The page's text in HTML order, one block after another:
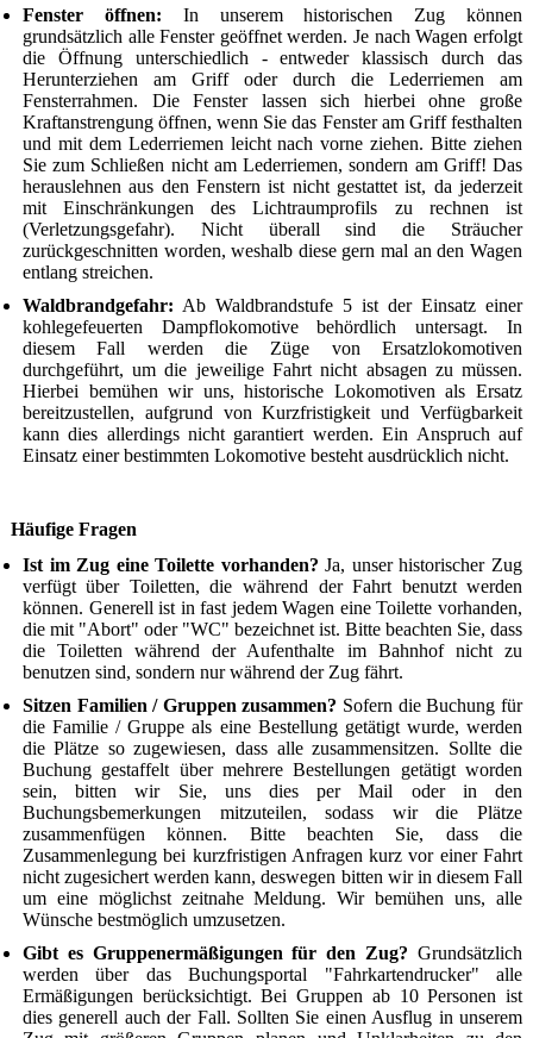
Fenster öffnen: In unserem historischen Zug können
grundsätzlich alle Fenster geöffnet werden. Je nach Wagen erfolgt
die Öffnung unterschiedlich - entweder klassisch durch das
Herunterziehen am Griff oder durch die Lederriemen am
Fensterrahmen. Die Fenster lassen sich hierbei ohne große
Kraftanstrengung öffnen, wenn Sie das Fenster am Griff festhalten
und mit dem Lederriemen leicht nach vorne ziehen. Bitte ziehen
Sie zum Schließen nicht am Lederriemen, sondern am Griff! Das
herauslehnen aus den Fenstern ist nicht gestattet ist, da jederzeit
mit Einschränkungen des Lichtraumprofils zu rechnen ist
(Verletzungsgefahr). Nicht überall sind die Sträucher
zurückgeschnitten worden, weshalb diese gern mal an den Wagen
entlang streichen.
Waldbrandgefahr: Ab Waldbrandstufe 5 ist der Einsatz einer
kohlegefeuerten Dampflokomotive behördlich untersagt. In
diesem Fall werden die Züge von Ersatzlokomotiven
durchgeführt, um die jeweilige Fahrt nicht absagen zu müssen.
Hierbei bemühen wir uns, historische Lokomotiven als Ersatz
bereitzustellen, aufgrund von Kurzfristigkeit und Verfügbarkeit
kann dies allerdings nicht garantiert werden. Ein Anspruch auf
Einsatz einer bestimmten Lokomotive besteht ausdrücklich nicht.
Häufige Fragen
Ist im Zug eine Toilette vorhanden? Ja, unser historischer Zug
verfügt über Toiletten, die während der Fahrt benutzt werden
können. Generell ist in fast jedem Wagen eine Toilette vorhanden,
die mit "Abort" oder "WC" bezeichnet ist. Bitte beachten Sie, dass
die Toiletten während der Aufenthalte im Bahnhof nicht zu
benutzen sind, sondern nur während der Zug fährt.
Sitzen Familien / Gruppen zusammen? Sofern die Buchung für
die Familie / Gruppe als eine Bestellung getätigt wurde, werden
die Plätze so zugewiesen, dass alle zusammensitzen. Sollte die
Buchung gestaffelt über mehrere Bestellungen getätigt worden
sein, bitten wir Sie, uns dies per Mail oder in den
Buchungsbemerkungen mitzuteilen, sodass wir die Plätze
zusammenfügen können. Bitte beachten Sie, dass die
Zusammenlegung bei kurzfristigen Anfragen kurz vor einer Fahrt
nicht zugesichert werden kann, deswegen bitten wir in diesem Fall
um eine möglichst zeitnahe Meldung. Wir bemühen uns, alle
Wünsche bestmöglich umzusetzen.
Gibt es Gruppenermäßigungen für den Zug? Grundsätzlich
werden über das Buchungsportal "Fahrkartendrucker" alle
Ermäßigungen berücksichtigt. Bei Gruppen ab 10 Personen ist
dies generell auch der Fall. Sollten Sie einen Ausflug in unserem